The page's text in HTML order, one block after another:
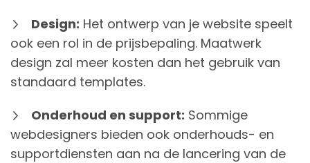
Design: Het ontwerp van je website speelt
ook een rol in de prijsbepaling. Maatwerk
design zal meer kosten dan het gebruik van
standaard templates.
Onderhoud en support: Sommige
webdesigners bieden ook onderhouds- en
supportdiensten aan na de lancering van de